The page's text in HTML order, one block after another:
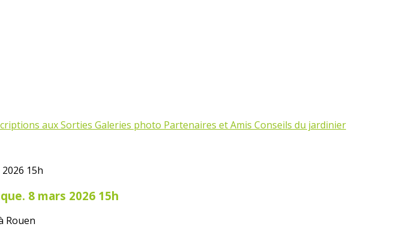
aux Sorties Galeries photo Partenaires et Amis Conseils du jardinier
8 mars 2026 15h
Rouen